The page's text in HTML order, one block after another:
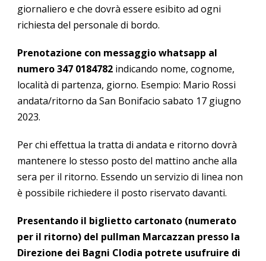
giornaliero e che dovrà essere esibito ad ogni
richiesta del personale di bordo.
Prenotazione con messaggio whatsapp al
numero 347 0184782 indicando nome, cognome,
località di partenza, giorno. Esempio: Mario Rossi
andata/ritorno da San Bonifacio sabato 17 giugno
2023.
Per chi effettua la tratta di andata e ritorno dovrà
mantenere lo stesso posto del mattino anche alla
sera per il ritorno. Essendo un servizio di linea non
è possibile richiedere il posto riservato davanti.
Presentando il biglietto cartonato (numerato
per il ritorno) del pullman Marcazzan presso la
Direzione dei Bagni Clodia potrete usufruire di